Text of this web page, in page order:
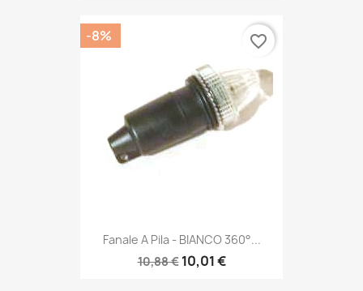
Fanale A Pila - BIANCO 360°...
10,88 € 10,01 €
-8% favorite_border